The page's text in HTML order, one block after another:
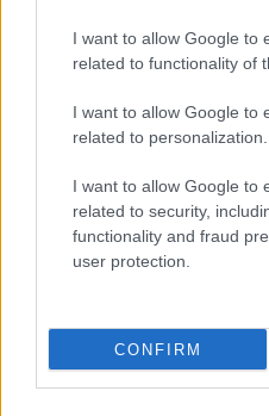
I want to allow Google to
related to functionality of
I want to allow Google to
related to personalization.
I want to allow Google to
related to security,
functionality and fraud
user protection.
CONFIRM
(Medici: Masters
Május 23-án mutatta be
Trónok harcából is ismert
Hoffman főszereplésével
drámasorozatot, A
melynek egyik alkotója az